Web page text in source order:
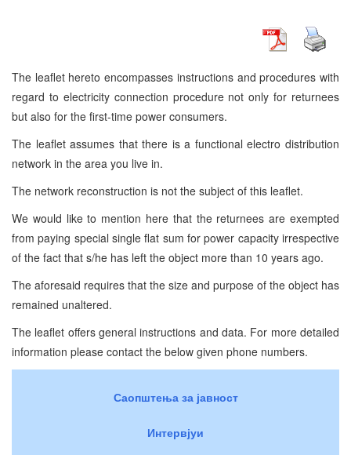
The leaflet hereto encompasses instructions and procedures with
regard to electricity connection procedure not only for returnees
but also for the first-time power consumers.
The leaflet assumes that there is a functional electro distribution
network in the area you live in.
The network reconstruction is not the subject of this leaflet.
We would like to mention here that the returnees are exempted
from paying special single flat sum for power capacity irrespective
of the fact that s/he has left the object more than 10 years ago.
The aforesaid requires that the size and purpose of the object has
remained unaltered.
The leaflet offers general instructions and data. For more detailed
information please contact the below given phone numbers.
Саопштења за јавност
Интервјуи